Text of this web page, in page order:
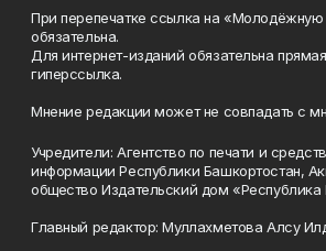
При перепечатке ссылка на «Молодёжную
обязательна.
Для интернет-изданий обязательна
гиперссылка.
Мнение редакции может не совпадать с
Учредители: Агентство по печати и
информации Республики Башкортостан,
общество Издательский дом «Республика
Главный редактор: Муллахметова Алсу